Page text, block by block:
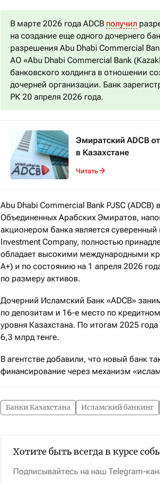
В марте 2026 года ADCB получил
на создание еще одного дочернего
разрешения Abu Dhabi Commercial
АО «Abu Dhabi Commercial Bank
банковского холдинга в отношении
дочерней организации. Банк
РК 20 апреля 2026 года.
Эмиратский ADCB
в Казахстане
Читать
Abu Dhabi Commercial Bank PJSC
Объединенных Арабских Эмиратов,
акционером банка является
Investment Company, полностью
обладает высокими международными
A+) и по состоянию на 1 апреля 2026
по размеру активов.
Дочерний Исламский Банк «ADCB»
по депозитам и 16-е место по
уровня Казахстана. По итогам 2025
6,3 млрд тенге.
В агентстве добавили, что новый банк
финансирование через механизм
Банки Казахстана Исламский банкинг
Хотите быть всегда в курсе
Подписывайтесь на наш Telegram-